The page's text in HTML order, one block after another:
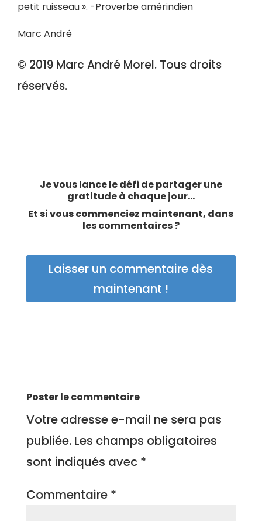
petit ruisseau ». -Proverbe amérindien
Marc André
© 2019 Marc André Morel. Tous droits
réservés.
Je vous lance le défi de partager une
gratitude à chaque jour…
Et si vous commenciez maintenant, dans
les commentaires ?
Laisser un commentaire dès
maintenant !
Poster le commentaire
Votre adresse e-mail ne sera pas
publiée. Les champs obligatoires
sont indiqués avec *
Commentaire *